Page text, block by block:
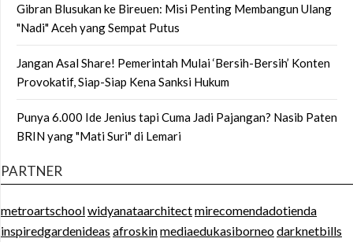
Gibran Blusukan ke Bireuen: Misi Penting Membangun Ulang
"Nadi" Aceh yang Sempat Putus
Jangan Asal Share! Pemerintah Mulai ‘Bersih-Bersih’ Konten
Provokatif, Siap-Siap Kena Sanksi Hukum
Punya 6.000 Ide Jenius tapi Cuma Jadi Pajangan? Nasib Paten
BRIN yang "Mati Suri" di Lemari
PARTNER
metroartschoolwidyanataarchitectmirecomendadotienda
inspiredgardenideas afroskinmediaedukasiborneodarknetbills